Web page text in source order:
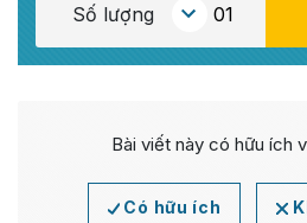
Số lượng
Bài viết này có hữu ích
Có hữu ích